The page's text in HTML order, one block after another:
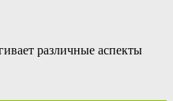
различные аспекты